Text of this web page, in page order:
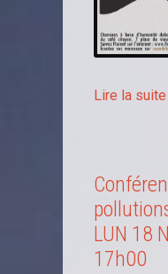
Lire la suite
LUN 18
17h00